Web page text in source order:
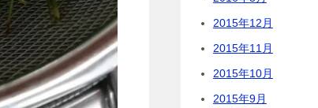
2015年12月
2015年11月
2015年10月
2015年9月